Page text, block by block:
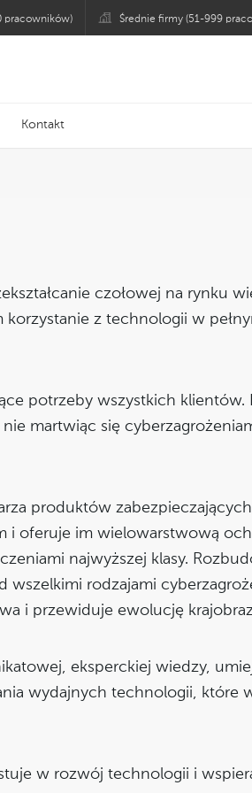
pracowników) Średnie firmy (51-999
Kontakt
czołowej na rynku
z technologii w
potrzeby wszystkich
martwiąc się
produktów
i oferuje im wielowarstwową
najwyższej klasy.
rodzajami
i przewiduje ewolucję
eksperckiej wiedzy,
wydajnych technologii, które
w rozwój technologii i